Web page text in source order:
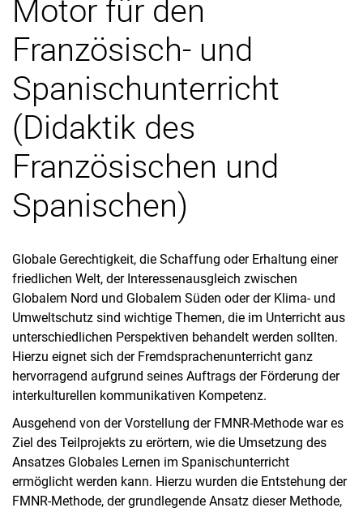
Digitalisierung und ePortfolio
BNE konkret: FMNR
Teilprojekte
Changes (DAAD-Modellprojekt)
Lehrevaluation mit der Toolbox
Duale Promotion in der Lehrer:innenbildung
Motor für den
Französisch- und
Spanischunterricht
(Didaktik des
Französischen und
Spanischen)
Globale Gerechtigkeit, die Schaffung oder Erhaltung einer
friedlichen Welt, der Interessenausgleich zwischen
Globalem Nord und Globalem Süden oder der Klima- und
Umweltschutz sind wichtige Themen, die im Unterricht aus
unterschiedlichen Perspektiven behandelt werden sollten.
Hierzu eignet sich der Fremdsprachenunterricht ganz
hervorragend aufgrund seines Auftrags der Förderung der
interkulturellen kommunikativen Kompetenz.
Ausgehend von der Vorstellung der FMNR-Methode war es
Ziel des Teilprojekts zu erörtern, wie die Umsetzung des
Ansatzes Globales Lernen im Spanischunterricht
ermöglicht werden kann. Hierzu wurden die Entstehung der
FMNR-Methode, der grundlegende Ansatz dieser Methode,